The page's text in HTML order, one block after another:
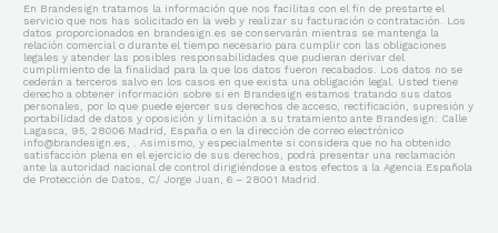
En Brandesign tratamos la información que nos facilitas con el fin de prestarte el
servicio que nos has solicitado en la web y realizar su facturación o contratación. Los
datos proporcionados en brandesign.es se conservarán mientras se mantenga la
relación comercial o durante el tiempo necesario para cumplir con las obligaciones
legales y atender las posibles responsabilidades que pudieran derivar del
cumplimiento de la finalidad para la que los datos fueron recabados. Los datos no se
cederán a terceros salvo en los casos en que exista una obligación legal. Usted tiene
derecho a obtener información sobre si en Brandesign estamos tratando sus datos
personales, por lo que puede ejercer sus derechos de acceso, rectificación, supresión y
portabilidad de datos y oposición y limitación a su tratamiento ante Brandesign: Calle
Lagasca, 95, 28006 Madrid, España o en la dirección de correo electrónico
info@brandesign.es, . Asimismo, y especialmente si considera que no ha obtenido
satisfacción plena en el ejercicio de sus derechos, podrá presentar una reclamación
ante la autoridad nacional de control dirigiéndose a estos efectos a la Agencia Española
de Protección de Datos, C/ Jorge Juan, 6 – 28001 Madrid.